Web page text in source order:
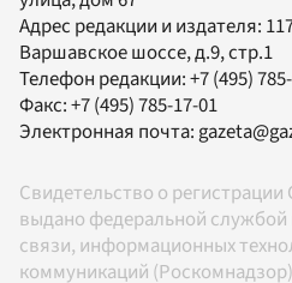
Адрес редакции и издателя:
Варшавское шоссе, д.9, стр.1
Телефон редакции:+7 (495)
Факс:+7 (495) 785-17-01
Электронная почта:
Свидетельство о
выдано федеральной службой
связи, информационных
коммуникаций